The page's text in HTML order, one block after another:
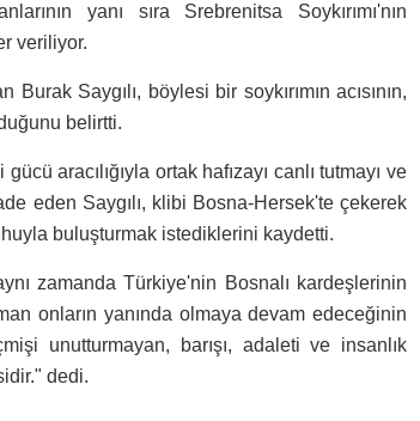
yanı sıra Srebrenitsa Soykırımı'nın
veriliyor.
Saygılı, böylesi bir soykırımın acısının,
belirtti.
aracılığıyla ortak hafızayı canlı tutmayı ve
eden Saygılı, klibi Bosna-Hersek'te çekerek
buluşturmak istediklerini kaydetti.
zamanda Türkiye'nin Bosnalı kardeşlerinin
onların yanında olmaya devam edeceğinin
unutturmayan, barışı, adaleti ve insanlık
dedi.